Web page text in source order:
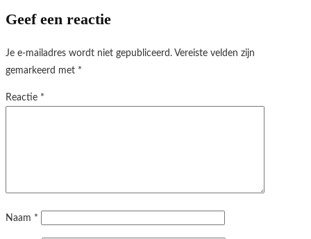
Geef een reactie
Je e-mailadres wordt niet gepubliceerd. Vereiste velden zijn
gemarkeerd met *
Reactie *
Naam *